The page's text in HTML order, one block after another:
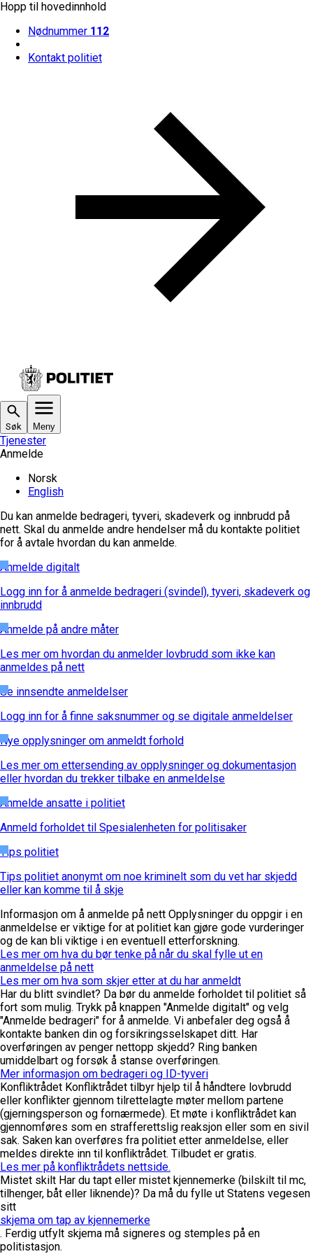
Hopp til hovedinnhold
Nødnummer 112
Kontakt politiet
Søk Meny
Tjenester
Anmelde
Norsk
English
Du kan anmelde bedrageri, tyveri, skadeverk og innbrudd på
nett. Skal du anmelde andre hendelser må du kontakte politiet
for å avtale hvordan du kan anmelde.
Anmelde digitalt
Logg inn for å anmelde bedrageri (svindel), tyveri, skadeverk og
innbrudd
Anmelde på andre måter
Les mer om hvordan du anmelder lovbrudd som ikke kan
anmeldes på nett
Se innsendte anmeldelser
Logg inn for å finne saksnummer og se digitale anmeldelser
Nye opplysninger om anmeldt forhold
Les mer om ettersending av opplysninger og dokumentasjon
eller hvordan du trekker tilbake en anmeldelse
Anmelde ansatte i politiet
Anmeld forholdet til Spesialenheten for politisaker
Tips politiet
Tips politiet anonymt om noe kriminelt som du vet har skjedd
eller kan komme til å skje
Informasjon om å anmelde på nett Opplysninger du oppgir i en
anmeldelse er viktige for at politiet kan gjøre gode vurderinger
og de kan bli viktige i en eventuell etterforskning.
Les mer om hva du bør tenke på når du skal fylle ut en
anmeldelse på nett
Les mer om hva som skjer etter at du har anmeldt
Har du blitt svindlet? Da bør du anmelde forholdet til politiet så
fort som mulig. Trykk på knappen "Anmelde digitalt" og velg
"Anmelde bedrageri" for å anmelde. Vi anbefaler deg også å
kontakte banken din og forsikringsselskapet ditt. Har
overføringen av penger nettopp skjedd? Ring banken
umiddelbart og forsøk å stanse overføringen.
Mer informasjon om bedrageri og ID-tyveri
Konfliktrådet Konfliktrådet tilbyr hjelp til å håndtere lovbrudd
eller konflikter gjennom tilrettelagte møter mellom partene
(gjerningsperson og fornærmede). Et møte i konfliktrådet kan
gjennomføres som en strafferettslig reaksjon eller som en sivil
sak. Saken kan overføres fra politiet etter anmeldelse, eller
meldes direkte inn til konfliktrådet. Tilbudet er gratis.
Les mer på konfliktrådets nettside.
Mistet skilt Har du tapt eller mistet kjennemerke (bilskilt til mc,
tilhenger, båt eller liknende)? Da må du fylle ut Statens vegesen
sitt
skjema om tap av kjennemerke
. Ferdig utfylt skjema må signeres og stemples på en
politistasjon.